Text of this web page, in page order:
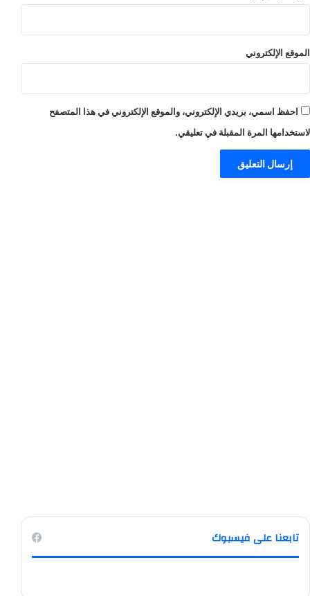
الموقع الإلكتروني
احفظ اسمي، بريدي الإلكتروني، والموقع الإلكتروني في هذا المتصفح
لاستخدامها المرة المقبلة في تعليقي.
تابعنا على فيسبوك